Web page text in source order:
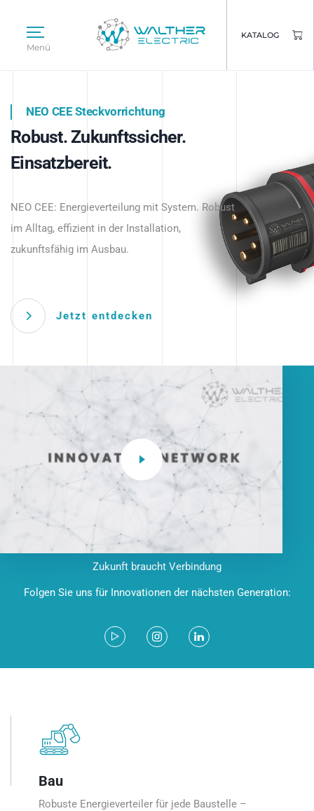
Menü
KATALOG
Intelligente Stromverteilung
beginnt hier.
NEO CEE Steckvorrichtung
Robust. Zukunftssicher.
Einsatzbereit.
NEO CEE: Energieverteilung mit System. Robust
im Alltag, effizient in der Installation,
zukunftsfähig im Ausbau.
Jetzt entdecken
Intelligenz trifft Energie.
Anwendungen – robust, IP-geschützt und
zukunftsfähig.
Zukunft braucht Verbindung
Folgen Sie uns für Innovationen der nächsten Generation:
Bau
Robuste Energieverteiler für jede Baustelle –